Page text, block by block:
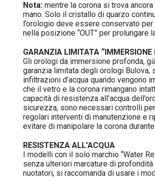
Nota: mentre la corona si trova
mano. Solo il cristallo di quarzo
l’orologio deve essere conservato
nella posizione “OUT” per prolungare
GARANZIA LIMITATA “IMMERSIONE
Gli orologi da immersione profonda,
garanzia limitata degli orologi Bulova,
infiltrazioni d’acqua quando vengono
che il vetro e la corona rimangano
capacità di resistenza all’acqua
sicurezza, sono necessari controlli
regolari interventi di manutenzione e
evitare di manipolare la corona
RESISTENZA ALL’ACQUA
I modelli con il solo marchio “Water
senza ulteriori marcature di
nuotatori, si raccomanda di usare i